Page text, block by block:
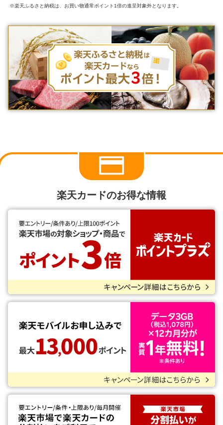
※楽天ふるさと納税は、お買い物通常ポイント1倍の進呈対象外となります。
楽天カードのお得な情報